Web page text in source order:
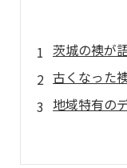
茨城の襖が
古くなった
地域特有の
職人の手に